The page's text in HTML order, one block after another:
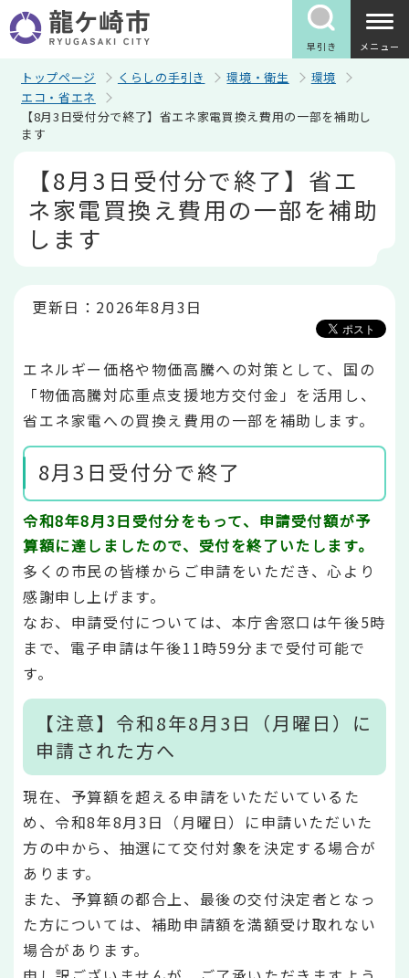
の
ペ
早引き メニュー
トップページ くらしの手引き 環境・衛生
環境
エコ・省エネ
【8月3日受付分で終了】省エネ家電買換え費用の一部を補助し
ます
【8月3日受付分で終了】省エ
ネ家電買換え費用の一部を補助
します
更新日：2026年8月3日
エネルギー価格や物価高騰への対策として、国の
「物価高騰対応重点支援地方交付金」を活用し、
省エネ家電への買換え費用の一部を補助します。
8月3日受付分で終了
令和8年8月3日受付分をもって、申請受付額が予
算額に達しましたので、受付を終了いたします。
多くの市民の皆様からご申請をいただき、心より
感謝申し上げます。
なお、申請受付については、本庁舎窓口は午後5時
まで、電子申請は午後11時59分まで受付可能で
す。
【注意】令和8年8月3日（月曜日）に
申請された方へ
現在、予算額を超える申請をいただいているた
め、令和8年8月3日（月曜日）に申請いただいた
方の中から、抽選にて交付対象を決定する場合が
あります。
また、予算額の都合上、最後の交付決定者となっ
た方については、補助申請額を満額受け取れない
場合があります。